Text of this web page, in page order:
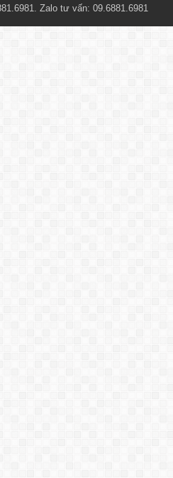
Zalo tư vấn: 09.6881.6981